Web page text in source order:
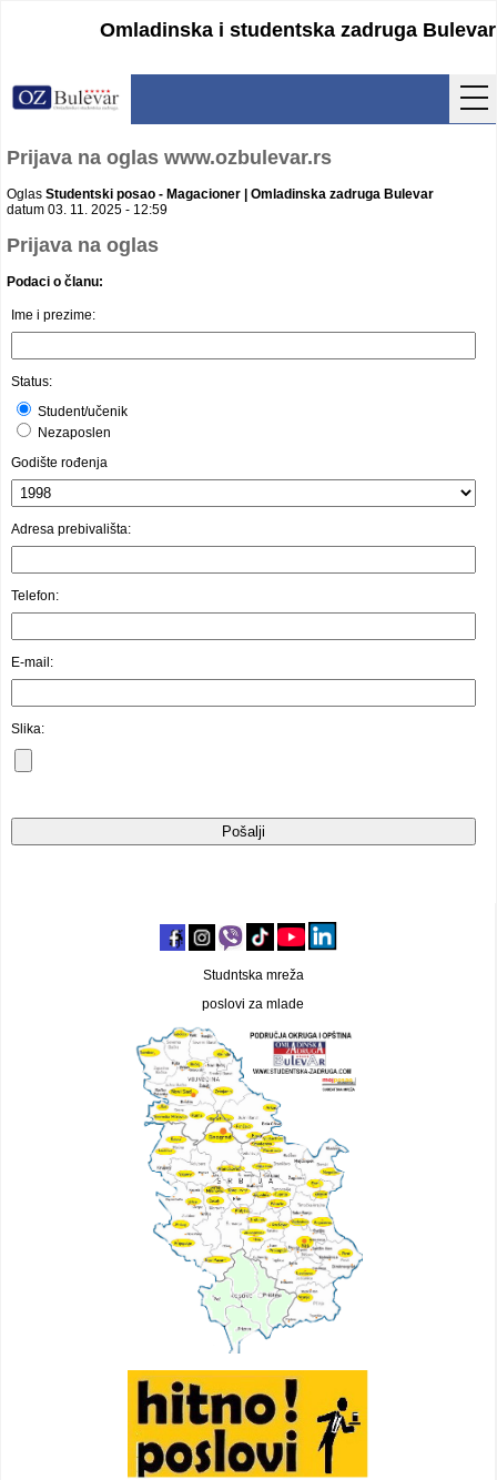
Omladinska i studentska zadruga Bulevar
Usluge
Kontakt
Studntska mreža
poslovi za mlade
Prijava na oglas www.ozbulevar.rs
Oglas Studentski posao - Magacioner | Omladinska zadruga Bulevar
datum 03. 11. 2025 - 12:59
Prijava na oglas
Podaci o članu:
Ime i prezime:
Status:
Student/učenik
Nezaposlen
Godište rođenja
Adresa prebivališta:
Telefon:
E-mail:
Slika: